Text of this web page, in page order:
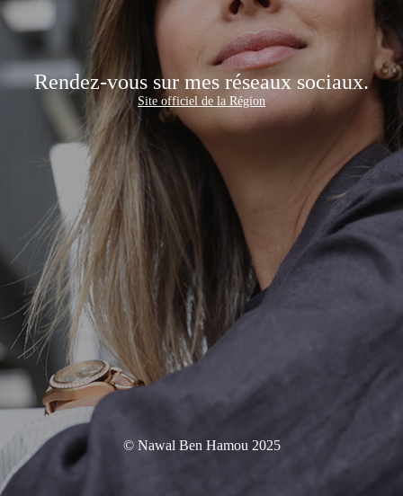
Rendez-vous sur mes réseaux sociaux.
Site officiel de la Région
© Nawal Ben Hamou 2025